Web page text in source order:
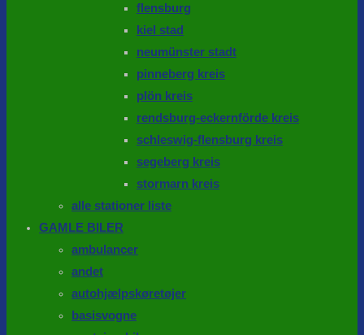
flensburg
kiel stad
neumünster stadt
pinneberg kreis
plön kreis
rendsburg-eckernförde kreis
schleswig-flensburg kreis
segeberg kreis
stormarn kreis
alle stationer liste
GAMLE BILER
ambulancer
andet
autohjælpskøretøjer
basisvogne